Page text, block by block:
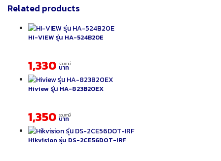
Related products
HI-VIEW รุ่น HA-524B20E
1,330 รวมภาษี
บาท
Hiview รุ่น HA-823B20EX
1,350 รวมภาษี
บาท
Hikvision รุ่น DS-2CE56DOT-IRF